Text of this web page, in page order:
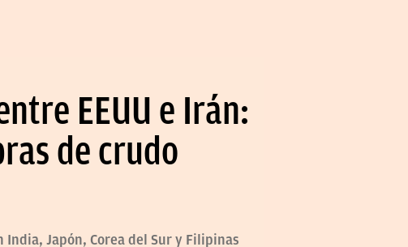
EEUU e Irán:
de crudo
Japón, Corea del Sur y Filipinas